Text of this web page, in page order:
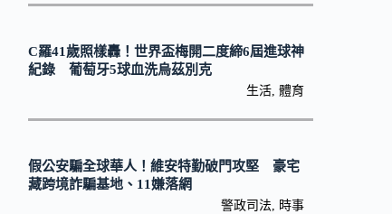
C羅41歲照樣轟！世界盃梅開二度締6屆進球神
紀錄 葡萄牙5球血洗烏茲別克
生活, 體育
假公安騙全球華人！維安特勤破門攻堅 豪宅
藏跨境詐騙基地、11嫌落網
警政司法, 時事